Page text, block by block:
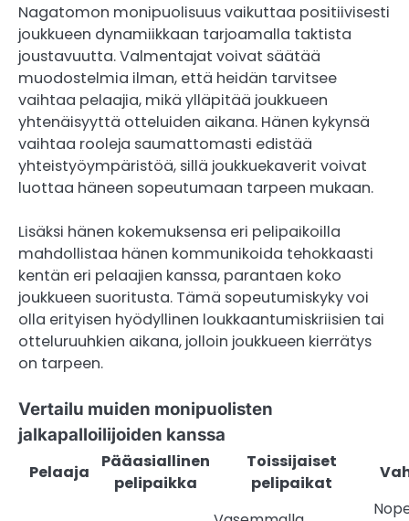
Nagatomon monipuolisuus vaikuttaa positiivisesti
joukkueen dynamiikkaan tarjoamalla taktista
joustavuutta. Valmentajat voivat säätää
muodostelmia ilman, että heidän tarvitsee
vaihtaa pelaajia, mikä ylläpitää joukkueen
yhtenäisyyttä otteluiden aikana. Hänen kykynsä
vaihtaa rooleja saumattomasti edistää
yhteistyöympäristöä, sillä joukkuekaverit voivat
luottaa häneen sopeutumaan tarpeen mukaan.
Lisäksi hänen kokemuksensa eri pelipaikoilla
mahdollistaa hänen kommunikoida tehokkaasti
kentän eri pelaajien kanssa, parantaen koko
joukkueen suoritusta. Tämä sopeutumiskyky voi
olla erityisen hyödyllinen loukkaantumiskriisien tai
otteluruuhkien aikana, jolloin joukkueen kierrätys
on tarpeen.
Vertailu muiden monipuolisten
jalkapalloilijoiden kanssa
Pelaaja
Pääasiallinen
pelipaikka
Toissijaiset
pelipaikat